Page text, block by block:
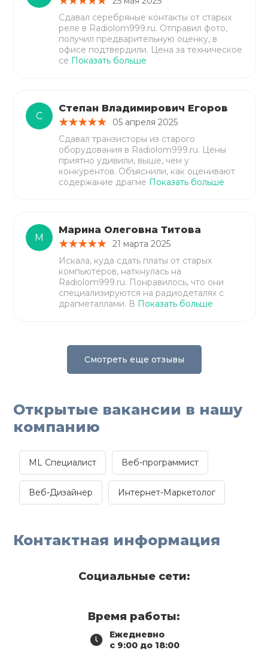
Сдавал серебряные контакты от старых
реле в Radiolom999.ru. Отправил фото,
получил предварительную оценку, в
офисе подтвердили. Цена за техническое
се Показать больше
С
Степан Владимирович Егоров
05 апреля 2025
Сдавал транзисторы из старого
оборудования в Radiolom999.ru. Цены
приятно удивили, выше, чем у
конкурентов. Объяснили, как оценивают
содержание драгме Показать больше
М
Марина Олеговна Титова
21 марта 2025
Искала, куда сдать платы от старых
компьютеров, наткнулась на
Radiolom999.ru. Понравилось, что они
специализируются на радиодеталях с
драгметаллами. В Показать больше
Смотреть еще отзывы
Открытые вакансии в нашу
компанию
ML Специалист Веб-программист
Веб-Дизайнер Интернет-Маркетолог
Контактная информация
Социальные сети:
Время работы:
Ежедневно
с 9:00 до 18:00